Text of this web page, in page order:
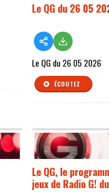
Le QG du 26 05
Le QG du 26 05 2026
ÉCOUTEZ
Le QG, le
jeux de Radio G!